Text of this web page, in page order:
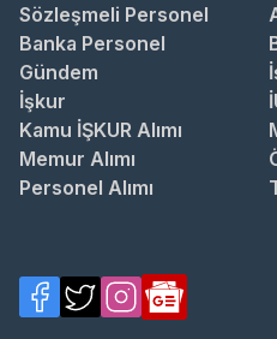
Sözleşmeli Personel
Banka Personel
Gündem
İşkur
Kamu İŞKUR Alımı
Memur Alımı
Personel Alımı